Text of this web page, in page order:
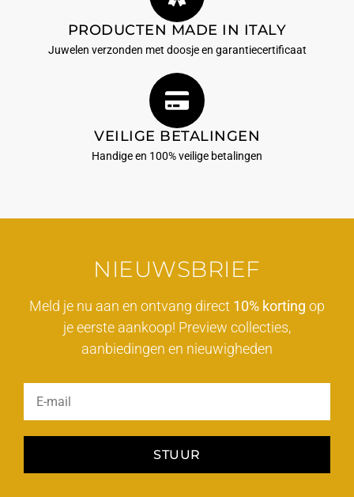
PRODUCTEN MADE IN ITALY
Juwelen verzonden met doosje en garantiecertificaat
VEILIGE BETALINGEN
Handige en 100% veilige betalingen
NIEUWSBRIEF
Meld je nu aan en ontvang direct 10% korting op
je eerste aankoop! Preview collecties,
aanbiedingen en nieuwigheden
STUUR